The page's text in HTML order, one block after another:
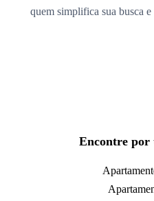
quem simplifica sua busca
Encontre por